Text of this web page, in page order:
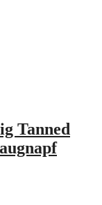
Tanned